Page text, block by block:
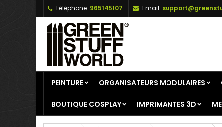
Téléphone: 965145107 Email:
PEINTURE ORGANISATEURS MODULAIRES
BOUTIQUE COSPLAY IMPRIMANTES 3D